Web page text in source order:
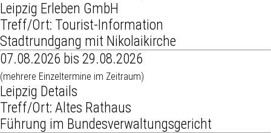
Leipzig Erleben GmbH
Treff/Ort: Tourist-Information
Stadtrundgang mit Nikolaikirche
07.08.2026 bis 29.08.2026
(mehrere Einzeltermine im Zeitraum)
Leipzig Details
Treff/Ort: Altes Rathaus
Führung im Bundesverwaltungsgericht